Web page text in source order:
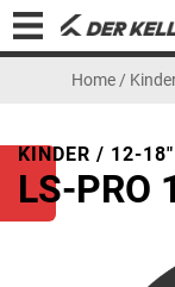
Home /
KINDER / 12-18"
LS-PRO